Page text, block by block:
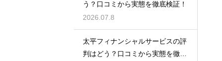
う？口コミから実態を徹底検証！
2026.07.8
太平フィナンシャルサービスの評
判はどう？口コミから実態を徹底